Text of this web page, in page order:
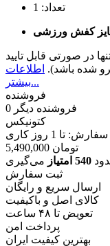
تعداد: 1
کفش ورزشی
در صورتی قابل تایید
شده باشد). اطلاعات
بیشتر...
فروشنده
0 فروشنده دیگر
کتونیکس
سفارش: تا 1 روز کاری
5,490,000 تومان
540 امتیاز
می‌گیری
ثبت سفارش
ارسال سریع و رایگان
کالای اصل و باکیفیت
تعویض تا ۴۸ ساعت
پرداخت امن
بهترین کیفیت ایران